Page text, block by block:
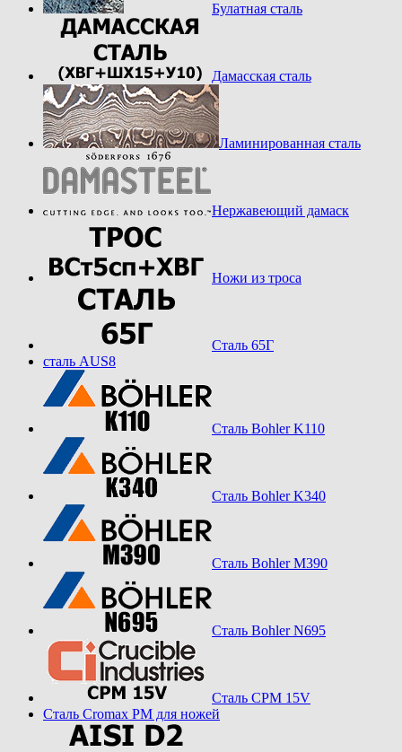
Булатная сталь
Дамасская сталь
Ламинированная сталь
Нержавеющий дамаск
Ножи из троса
Сталь 65Г
сталь AUS8
Сталь Bohler K110
Сталь Bohler K340
Сталь Bohler M390
Сталь Bohler N695
Сталь CPM 15V
Сталь Cromax PM для ножей